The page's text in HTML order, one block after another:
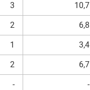
3 10,7
2 6,8
1 3,4
2 6,7
- -